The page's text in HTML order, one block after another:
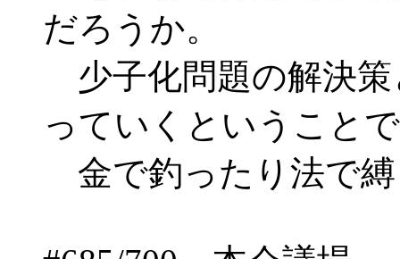
だろうか。
少子化問題の解決策
っていくということ
金で釣ったり法で縛